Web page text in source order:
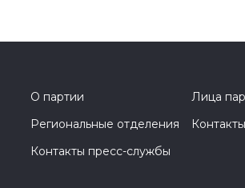
О партии
Лица
Региональные отделения
Контакты пресс-службы